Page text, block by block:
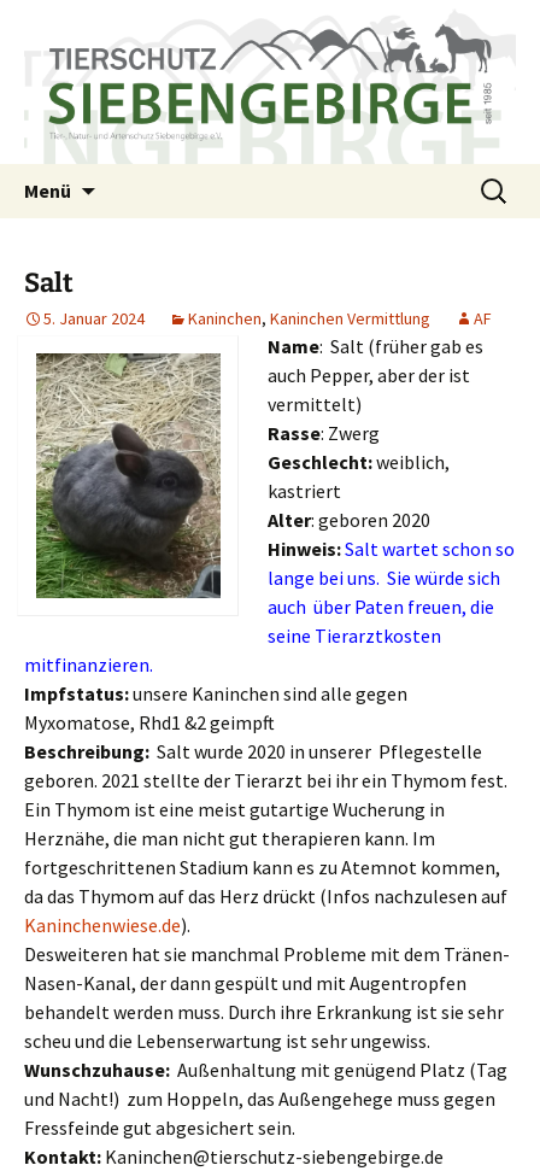
Tier Natur und Artenschutz
Siebengebirge e.V.
Tierschutzverein seit 1985 im Siebengebirge –
Orscheider Tierschutzhof
Menü
Suchen
nach:
Salt
5. Januar 2024 Kaninchen, Kaninchen Vermittlung AF
Name: Salt (früher gab es
auch Pepper, aber der ist
vermittelt)
Rasse: Zwerg
Geschlecht:weiblich,
kastriert
Alter: geboren 2020
Hinweis:Salt wartet schon so
lange bei uns. Sie würde sich
auch über Paten freuen, die
seine Tierarztkosten
mitfinanzieren.
Impfstatus:unsere Kaninchen sind alle gegen
Myxomatose, Rhd1 &2 geimpft
Beschreibung: Salt wurde 2020 in unserer Pflegestelle
geboren. 2021 stellte der Tierarzt bei ihr ein Thymom fest.
Ein Thymom ist eine meist gutartige Wucherung in
Herznähe, die man nicht gut therapieren kann. Im
fortgeschrittenen Stadium kann es zu Atemnot kommen,
da das Thymom auf das Herz drückt (Infos nachzulesen auf
Kaninchenwiese.de).
Desweiteren hat sie manchmal Probleme mit dem Tränen-
Nasen-Kanal, der dann gespült und mit Augentropfen
behandelt werden muss. Durch ihre Erkrankung ist sie sehr
scheu und die Lebenserwartung ist sehr ungewiss.
Wunschzuhause: Außenhaltung mit genügend Platz (Tag
und Nacht!) zum Hoppeln, das Außengehege muss gegen
Fressfeinde gut abgesichert sein.
Kontakt: Kaninchen@tierschutz-siebengebirge.de